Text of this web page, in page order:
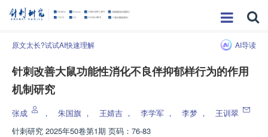
原文太长?试试AI快速理解 AI导读
针刺改善大鼠功能性消化不良伴抑郁样行为的作用
机制研究
张成 ， 朱国旗 ， 王婧吉 ， 李学军 ， 李梦 ，
王训翠
针刺研究 2025年50卷第1期 页码：76-83